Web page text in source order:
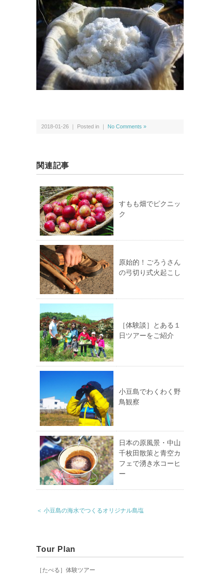
2018-01-26 ｜ Posted in ｜ No Comments »
関連記事
すもも畑でピクニッ
ク
原始的！ごろうさん
の弓切り式火起こし
［体験談］とある１
日ツアーをご紹介
小豆島でわくわく野
鳥観察
日本の原風景・中山
千枚田散策と青空カ
フェで湧き水コーヒ
ー
＜ 小豆島の海水でつくるオリジナル島塩
Tour Plan
［たべる］体験ツアー